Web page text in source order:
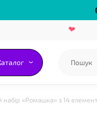
набір «Ромашка» з 14